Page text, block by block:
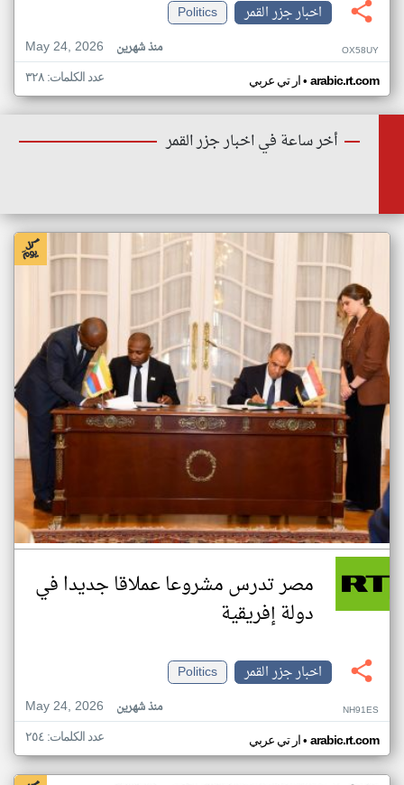
اخبار جزر القمر
Politics
May 24, 2026
منذ شهرين OX58UY
ار تي عربي• arabic.rt.com عدد الكلمات: ٣٢٨
أخر ساعة في اخبار جزر القمر
مصر تدرس مشروعا عملاقا جديدا في
دولة إفريقية
اخبار جزر القمر
Politics
May 24, 2026
منذ شهرين NH91ES
ار تي عربي• arabic.rt.com عدد الكلمات: ٢٥٤